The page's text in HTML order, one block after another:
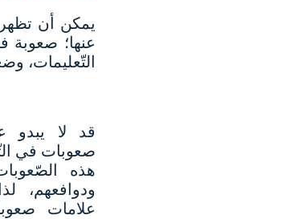
يمكن أن
عنها؛ صعوبة
التّعليمات،
قد لا يبدو
صعوبات في
هذه
ودوافعهم،
علامات